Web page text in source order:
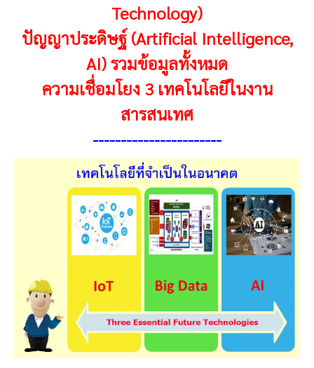
Technology)
ปัญญาประดิษฐ์ (Artificial Intelligence,
AI) รวมข้อมูลทั้งหมด
ความเชื่อมโยง 3 เทคโนโลยีในงาน
สารสนเทศ
-----------------------